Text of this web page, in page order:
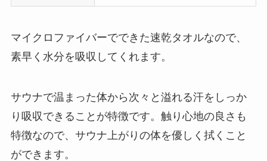
マイクロファイバーでできた速乾タオルなので、
素早く水分を吸収 してくれます。
サウナで温まった体から次々と溢れる汗をしっか
り吸収できることが特徴です。触り心地の良さも
特徴なので、サウナ上がりの体を優しく拭くこと
ができます。